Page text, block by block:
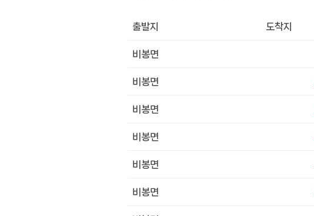
출발지 도착지
비봉면
비봉면
비봉면
비봉면
비봉면
비봉면